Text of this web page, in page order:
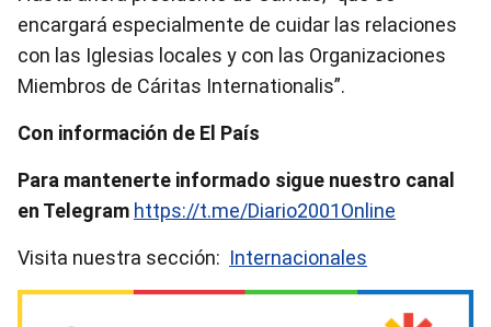
encargará especialmente de cuidar las relaciones
con las Iglesias locales y con las Organizaciones
Miembros de Cáritas Internationalis”.
Con información de El País
Para mantenerte informado sigue nuestro canal
en Telegram https://t.me/Diario2001Online
Visita nuestra sección: Internacionales